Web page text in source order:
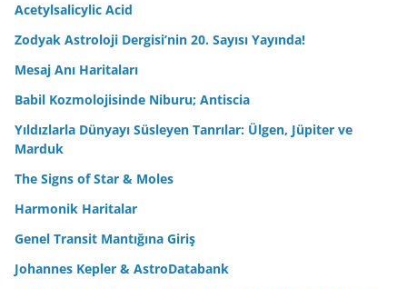
Acetylsalicylic Acid
Zodyak Astroloji Dergisi’nin 20. Sayısı Yayında!
Mesaj Anı Haritaları
Babil Kozmolojisinde Niburu; Antiscia
Yıldızlarla Dünyayı Süsleyen Tanrılar: Ülgen, Jüpiter ve
Marduk
The Signs of Star & Moles
Harmonik Haritalar
Genel Transit Mantığına Giriş
Johannes Kepler & AstroDatabank